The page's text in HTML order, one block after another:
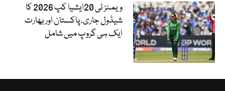
ویمنز ٹی 20ایشیا کپ 2026 کا
شیڈول جاری، پاکستان اور بھارت
ایک ہی گروپ میں شامل